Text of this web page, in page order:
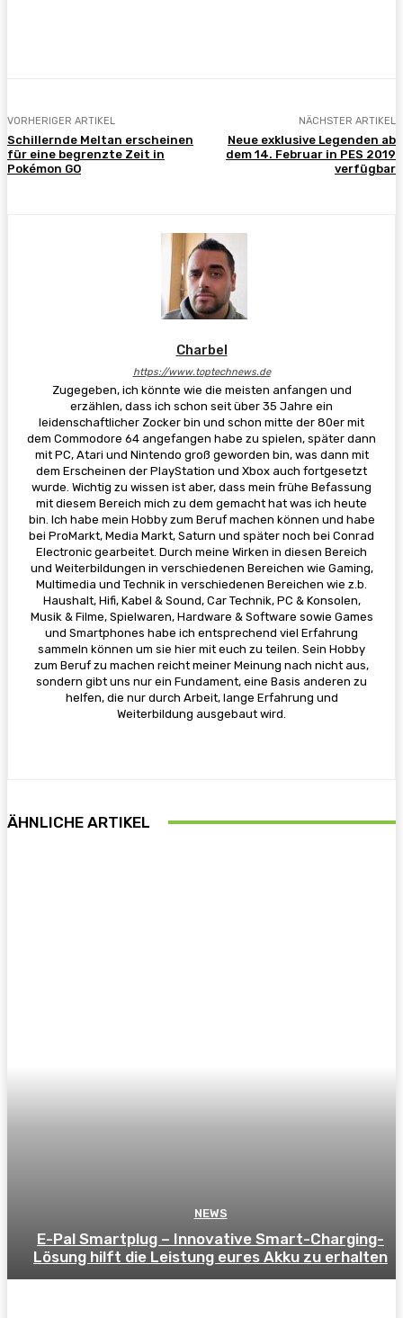
VORHERIGER ARTIKEL
Schillernde Meltan erscheinen
für eine begrenzte Zeit in
Pokémon GO
NÄCHSTER ARTIKEL
Neue exklusive Legenden ab
dem 14. Februar in PES 2019
verfügbar
Charbel
https://www.toptechnews.de
Zugegeben, ich könnte wie die meisten anfangen und
erzählen, dass ich schon seit über 35 Jahre ein
leidenschaftlicher Zocker bin und schon mitte der 80er mit
dem Commodore 64 angefangen habe zu spielen, später dann
mit PC, Atari und Nintendo groß geworden bin, was dann mit
dem Erscheinen der PlayStation und Xbox auch fortgesetzt
wurde. Wichtig zu wissen ist aber, dass mein frühe Befassung
mit diesem Bereich mich zu dem gemacht hat was ich heute
bin. Ich habe mein Hobby zum Beruf machen können und habe
bei ProMarkt, Media Markt, Saturn und später noch bei Conrad
Electronic gearbeitet. Durch meine Wirken in diesen Bereich
und Weiterbildungen in verschiedenen Bereichen wie Gaming,
Multimedia und Technik in verschiedenen Bereichen wie z.b.
Haushalt, Hifi, Kabel & Sound, Car Technik, PC & Konsolen,
Musik & Filme, Spielwaren, Hardware & Software sowie Games
und Smartphones habe ich entsprechend viel Erfahrung
sammeln können um sie hier mit euch zu teilen. Sein Hobby
zum Beruf zu machen reicht meiner Meinung nach nicht aus,
sondern gibt uns nur ein Fundament, eine Basis anderen zu
helfen, die nur durch Arbeit, lange Erfahrung und
Weiterbildung ausgebaut wird.
ÄHNLICHE ARTIKEL
NEWS
E-Pal Smartplug – Innovative Smart-Charging-
Lösung hilft die Leistung eures Akku zu erhalten